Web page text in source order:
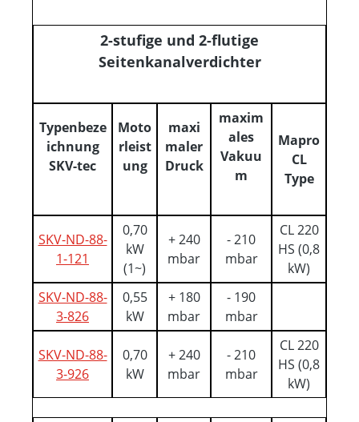
2-stufige und 2-flutige
Seitenkanalverdichter
Typenbeze
ichnung
SKV-tec
Moto
rleist
ung
maxi
maler
Druck
maxim
ales
Vakuu
m
Mapro
CL
Type
SKV-ND-88-
1-121
0,70
kW
(1~)
+ 240
mbar
- 210
mbar
CL 220
HS (0,8
kW)
SKV-ND-88-
3-826
0,55
kW
+ 180
mbar
- 190
mbar
SKV-ND-88-
3-926
0,70
kW
+ 240
mbar
- 210
mbar
CL 220
HS (0,8
kW)